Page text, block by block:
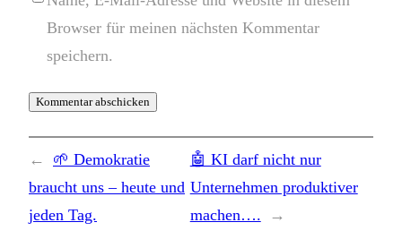
Browser für meinen nächsten Kommentar
speichern.
←
🌱 Demokratie
braucht uns – heute und
jeden Tag.
🤖 KI darf nicht nur
Unternehmen produktiver
machen….
→